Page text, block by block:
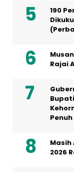
190
Rajai
Penuh
Masih
2026